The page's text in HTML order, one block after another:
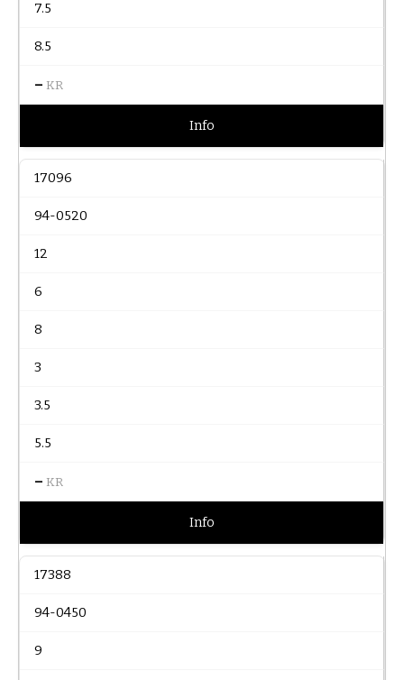
7.5
8.5
– KR
Info
17096
94-0520
12
6
8
3
3.5
5.5
– KR
Info
17388
94-0450
9